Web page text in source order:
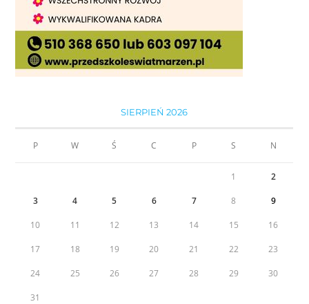
SIERPIEŃ 2026
P W Ś C P S N
1 2
3 4 5 6 7 8 9
10 11 12 13 14 15 16
17 18 19 20 21 22 23
24 25 26 27 28 29 30
31